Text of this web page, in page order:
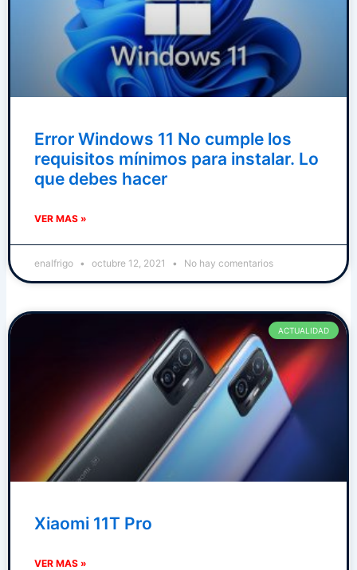
Error Windows 11 No cumple los
requisitos mínimos para instalar. Lo
que debes hacer
VER MAS »
enalfrigo octubre 12, 2021 No hay comentarios
ACTUALIDAD
Xiaomi 11T Pro
VER MAS »